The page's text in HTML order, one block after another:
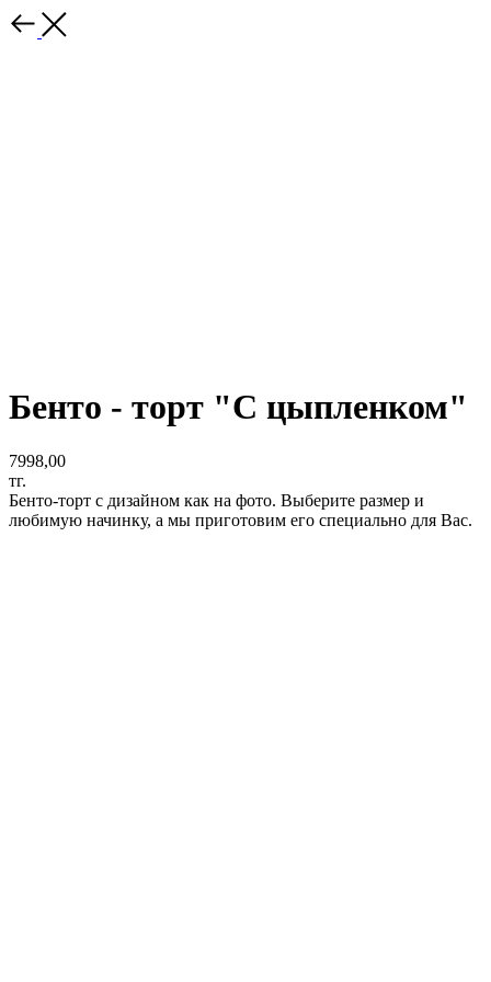
Бенто - торт "С цыпленком"
7998,00
тг.
Бенто-торт с дизайном как на фото. Выберите размер и
любимую начинку, а мы приготовим его специально для Вас.